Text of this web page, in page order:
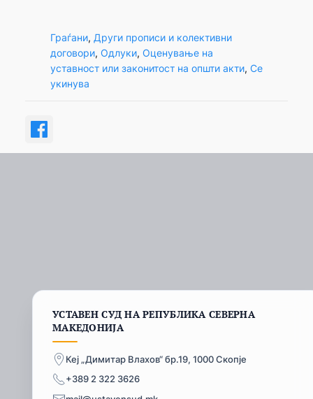
Граѓани, Други прописи и колективни
договори, Одлуки, Оценување на
уставност или законитост на општи акти, Се
укинува
УСТАВЕН СУД НА РЕПУБЛИКА СЕВЕРНА
МАКЕДОНИЈА
Кеј „Димитар Влахов“ бр.19, 1000 Скопје
+389 2 322 3626